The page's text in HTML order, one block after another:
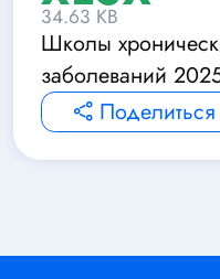
34.63 KB
Школы хронических
заболеваний
Поделиться